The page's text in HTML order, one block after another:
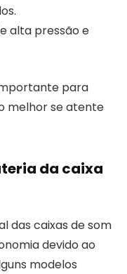
alta pressão e
para
melhor se atente
da caixa
das caixas de som
devido ao
modelos